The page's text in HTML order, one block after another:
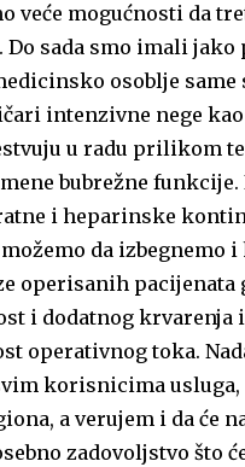
veće mogućnosti da
sada smo imali jako
osoblje same
intenzivne nege
u radu prilikom te
bubrežne funkcije.
i heparinske
da izbegnemo
operisanih pacijenata
i dodatnog krvarenja i
operativnog toka.
korisnicima usluga,
a verujem i da će
zadovoljstvo što